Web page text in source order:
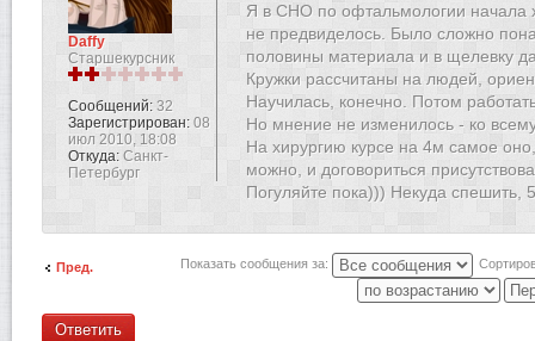
Я в СНО по офтальмологии начала
не предвиделось. Было сложно
половины материала и в щелевку
Кружки рассчитаны на людей,
Научилась, конечно. Потом
Но мнение не изменилось - ко
На хирургию курсе на 4м самое
можно, и договориться
Погуляйте пока))) Некуда спешить,
Daffy
Старшекурсник
Сообщений: 32
Зарегистрирован: 08
июл 2010, 18:08
Откуда: Санкт-
Петербург
Пред. Показать сообщения за:
Ответить